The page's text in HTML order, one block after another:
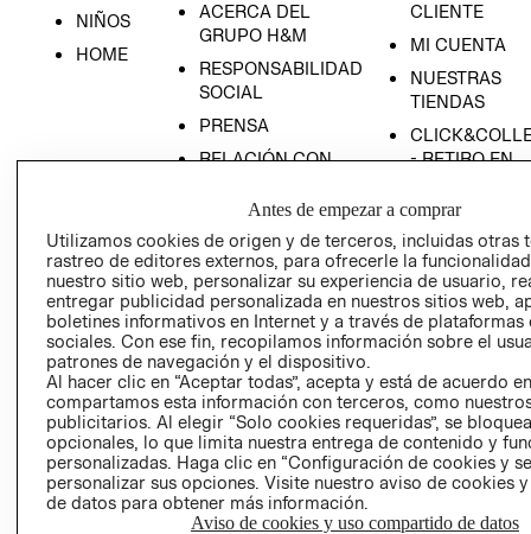
NIÑOS
HOME
ACERCA DEL
GRUPO H&M
RESPONSABILIDAD
SOCIAL
PRENSA
RELACIÓN CON
POLÍTICA
EMPRESARIAL
CLIENTE
MI CUENTA
NUESTRAS
TIENDAS
- RETIRO EN
TÉRMINOS Y
CONDICIONES
AVISO DE
PRIVACIDAD
GIFT CARD
COOKIES
Uruguay ($U)
Antes de empezar a comprar
Utilizamos cookies de origen y de terceros, incluidas otras
rastreo de editores externos, para ofrecerle la
nuestro sitio web, personalizar su experiencia de usuario,
entregar publicidad personalizada en nuestros sitios web,
boletines informativos en Internet y a través de plataformas
sociales. Con ese fin, recopilamos información sobre el
patrones de navegación y el dispositivo.
Al hacer clic en “Aceptar todas”, acepta y está de acuerdo
compartamos esta información con terceros, como
publicitarios. Al elegir “Solo cookies requeridas”, se
opcionales, lo que limita nuestra entrega de contenido y
personalizadas. Haga clic en “Configuración de cookies y
personalizar sus opciones. Visite nuestro aviso de cookies
de datos para obtener más información.
Aviso de cookies y uso compartido de datos